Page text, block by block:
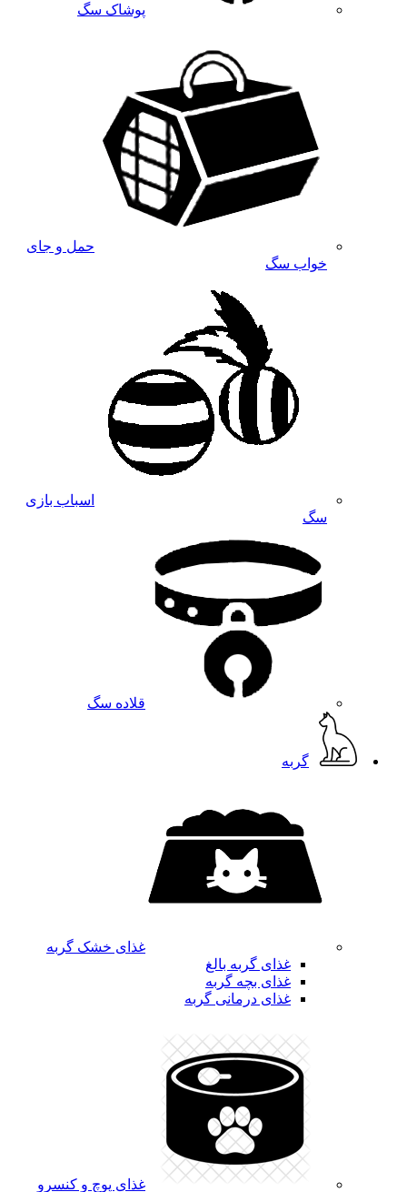
پوشاک سگ
حمل و جای
خواب سگ
اسباب بازی
سگ
قلاده سگ
گربه
غذای خشک گربه
غذای گربه بالغ
غذای بچه گربه
غذای درمانی گربه
غذای پوچ و کنسرو